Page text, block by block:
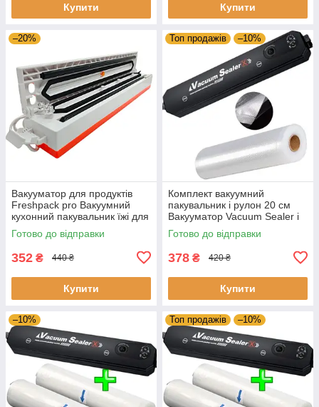
Купити Купити
–20%
Вакууматор для продуктів
Freshpack pro Вакуумний
кухонний пакувальник їжі для
м'яса, риби, овочів
Готово до відправки
352 ₴ 440 ₴
Купити
Топ продажів –10%
Комплект вакуумний
пакувальник і рулон 20 см
Вакууматор Vacuum Sealer і
пакети для вакуумування
Готово до відправки
378 ₴ 420 ₴
Купити
–10% Топ продажів –10%